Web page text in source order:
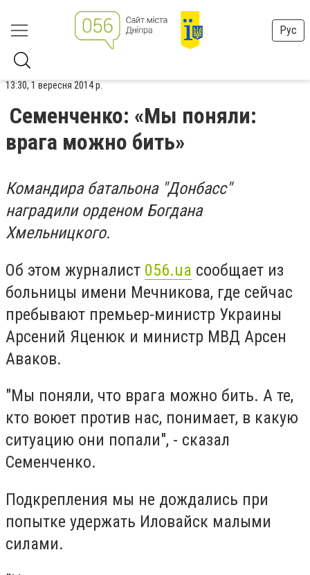
Рус
13:30, 1 вересня 2014 р.
Семенченко: «Мы поняли:
врага можно бить»
Командира батальона "Донбасс"
наградили орденом Богдана
Хмельницкого.
Об этом журналист 056.ua сообщает из
больницы имени Мечникова, где сейчас
пребывают премьер-министр Украины
Арсений Яценюк и министр МВД Арсен
Аваков.
"Мы поняли, что врага можно бить. А те,
кто воюет против нас, понимает, в какую
ситуацию они попали", - сказал
Семенченко.
Подкрепления мы не дождались при
попытке удержать Иловайск малыми
силами.